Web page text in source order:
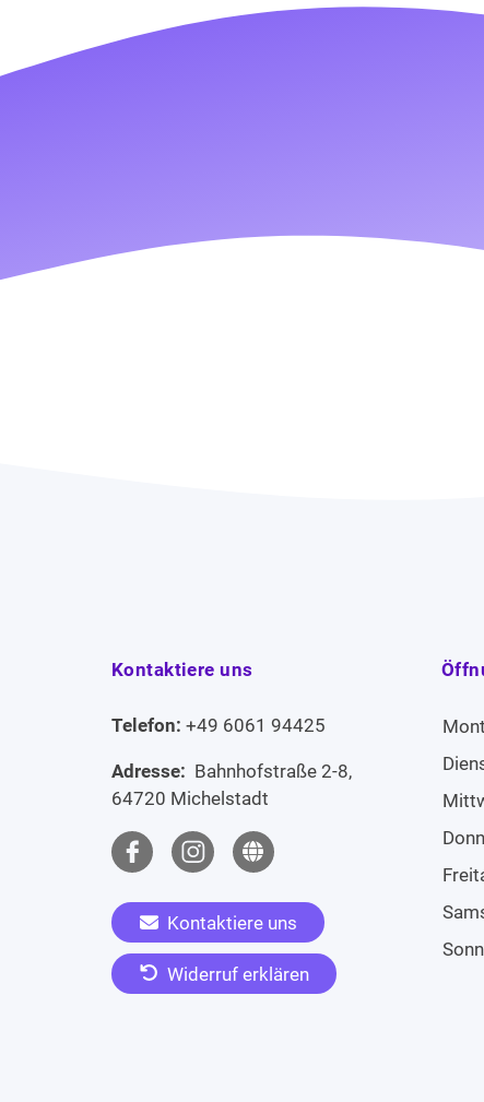
Kontaktiere uns
Telefon: +49 6061 94425
Adresse: Bahnhofstraße 2-8,
64720 Michelstadt
Kontaktiere uns
Widerruf erklären